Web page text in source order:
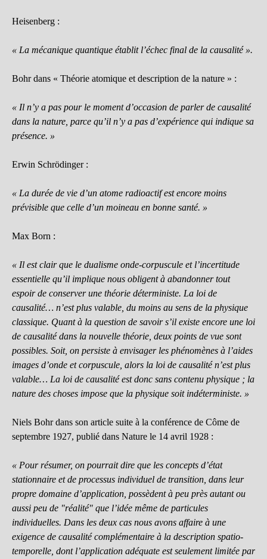
Heisenberg :
« La mécanique quantique établit l’échec final de la causalité ».
Bohr dans « Théorie atomique et description de la nature » :
« Il n’y a pas pour le moment d’occasion de parler de causalité
dans la nature, parce qu’il n’y a pas d’expérience qui indique sa
présence. »
Erwin Schrödinger :
« La durée de vie d’un atome radioactif est encore moins
prévisible que celle d’un moineau en bonne santé. »
Max Born :
« Il est clair que le dualisme onde-corpuscule et l’incertitude
essentielle qu’il implique nous obligent à abandonner tout
espoir de conserver une théorie déterministe. La loi de
causalité… n’est plus valable, du moins au sens de la physique
classique. Quant à la question de savoir s’il existe encore une loi
de causalité dans la nouvelle théorie, deux points de vue sont
possibles. Soit, on persiste à envisager les phénomènes à l’aides
images d’onde et corpuscule, alors la loi de causalité n’est plus
valable… La loi de causalité est donc sans contenu physique ; la
nature des choses impose que la physique soit indéterministe. »
Niels Bohr dans son article suite à la conférence de Côme de
septembre 1927, publié dans Nature le 14 avril 1928 :
« Pour résumer, on pourrait dire que les concepts d’état
stationnaire et de processus individuel de transition, dans leur
propre domaine d’application, possèdent à peu près autant ou
aussi peu de "réalité" que l’idée même de particules
individuelles. Dans les deux cas nous avons affaire à une
exigence de causalité complémentaire à la description spatio-
temporelle, dont l’application adéquate est seulement limitée par